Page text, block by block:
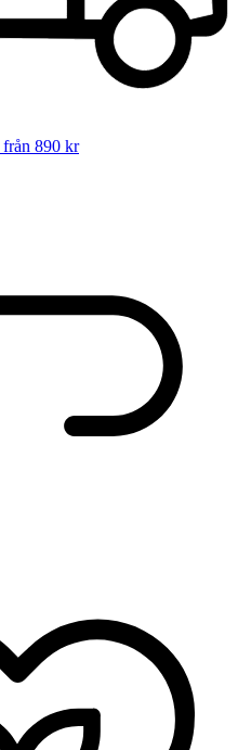
från 890 kr